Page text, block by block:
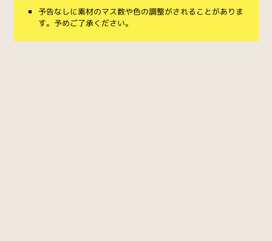
予告なしに素材のマス数や色の調整がされることがありま
す。予めご了承ください。